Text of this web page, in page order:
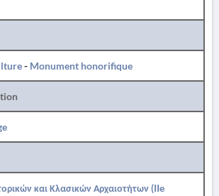
- Monument honorifique
και Κλασικών Αρχαιοτήτων (IIe